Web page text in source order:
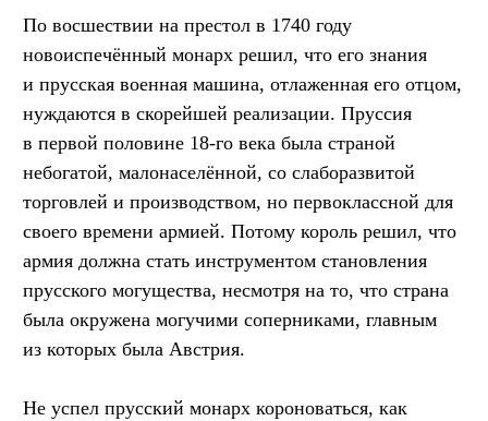
По восшествии на престол в 1740 году
новоиспечённый монарх решил, что его знания
и прусская военная машина, отлаженная его отцом,
нуждаются в скорейшей реализации. Пруссия
в первой половине 18-го века была страной
небогатой, малонаселённой, со слаборазвитой
торговлей и производством, но первоклассной для
своего времени армией. Потому король решил, что
армия должна стать инструментом становления
прусского могущества, несмотря на то, что страна
была окружена могучими соперниками, главным
из которых была Австрия.
Не успел прусский монарх короноваться, как